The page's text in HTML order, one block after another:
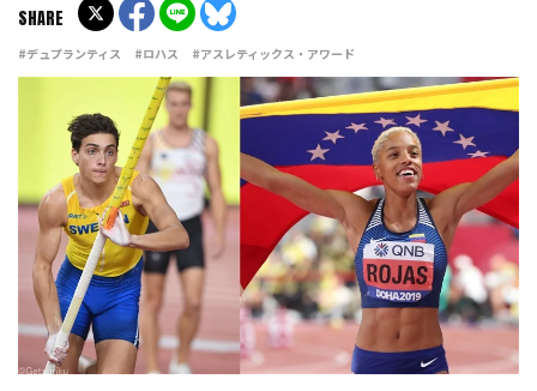
#デュプランティス #ロハス #アスレティックス・アワード
SHARE